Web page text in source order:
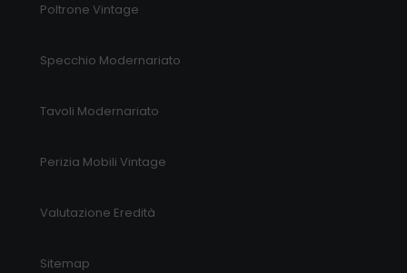
Poltrone Vintage
Specchio Modernariato
Tavoli Modernariato
Perizia Mobili Vintage
Valutazione Eredità
Sitemap